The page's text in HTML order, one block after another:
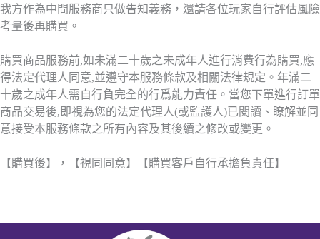
我方作為中間服務商只做告知義務，還請各位玩家自行評估風險
考量後再購買。
購買商品服務前,如未滿二十歲之未成年人進行消費行為購買,應
得法定代理人同意,並遵守本服務條款及相關法律規定。年滿二
十歲之成年人需自行負完全的行爲能力責任。當您下單進行訂單
商品交易後,即視為您的法定代理人(或監護人)已閱讀、瞭解並同
意接受本服務條款之所有內容及其後續之修改或變更。
【購買後】，【視同同意】【購買客戶自行承擔負責任】